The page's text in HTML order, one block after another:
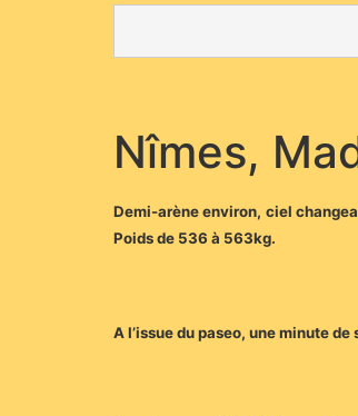
Nîmes,
Demi-arène environ, ciel
Poids de 536 à 563kg.
A l’issue du paseo, une minute